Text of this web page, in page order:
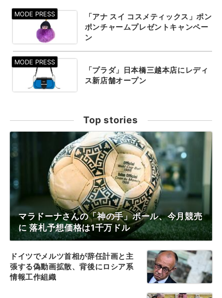
「アナ スイ コスメティックス」ポン
ポンチャームプレゼントキャンペー
ン
「プラダ」日本橋三越本店にレディ
ス新店舗オープン
Top stories
マラドーナさんの「神の手」ボール、今月競売
に 落札予想価格は1千万ドル
ドイツでメルツ首相が辞任計画と主
張する偽動画拡散、背後にロシア系
情報工作組織